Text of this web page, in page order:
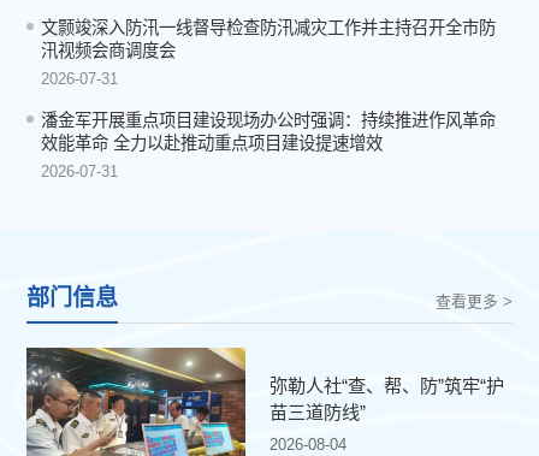
文颢竣深入防汛一线督导检查防汛减灾工作并主持召开全市防
汛视频会商调度会
2026-07-31
潘金军开展重点项目建设现场办公时强调：持续推进作风革命
效能革命 全力以赴推动重点项目建设提速增效
2026-07-31
部门信息 查看更多 >
弥勒人社“查、帮、防”筑牢“护
苗三道防线”
2026-08-04